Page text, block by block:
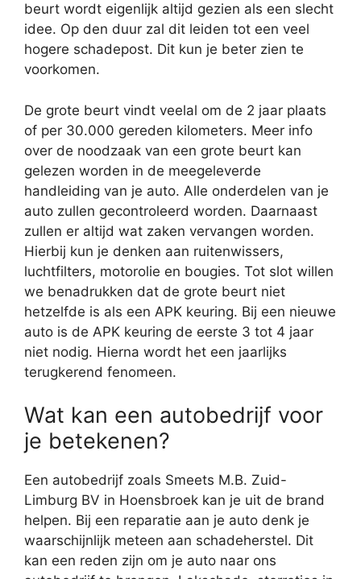
beurt wordt eigenlijk altijd gezien als een slecht
idee. Op den duur zal dit leiden tot een veel
hogere schadepost. Dit kun je beter zien te
voorkomen.
De grote beurt vindt veelal om de 2 jaar plaats
of per 30.000 gereden kilometers. Meer info
over de noodzaak van een grote beurt kan
gelezen worden in de meegeleverde
handleiding van je auto. Alle onderdelen van je
auto zullen gecontroleerd worden. Daarnaast
zullen er altijd wat zaken vervangen worden.
Hierbij kun je denken aan ruitenwissers,
luchtfilters, motorolie en bougies. Tot slot willen
we benadrukken dat de grote beurt niet
hetzelfde is als een APK keuring. Bij een nieuwe
auto is de APK keuring de eerste 3 tot 4 jaar
niet nodig. Hierna wordt het een jaarlijks
terugkerend fenomeen.
Wat kan een autobedrijf voor
je betekenen?
Een autobedrijf zoals Smeets M.B. Zuid-
Limburg BV in Hoensbroek kan je uit de brand
helpen. Bij een reparatie aan je auto denk je
waarschijnlijk meteen aan schadeherstel. Dit
kan een reden zijn om je auto naar ons